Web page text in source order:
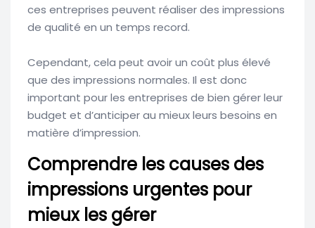
ces entreprises peuvent réaliser des impressions
de qualité en un temps record.
Cependant, cela peut avoir un coût plus élevé
que des impressions normales. Il est donc
important pour les entreprises de bien gérer leur
budget et d’anticiper au mieux leurs besoins en
matière d’impression.
Comprendre les causes des
impressions urgentes pour
mieux les gérer